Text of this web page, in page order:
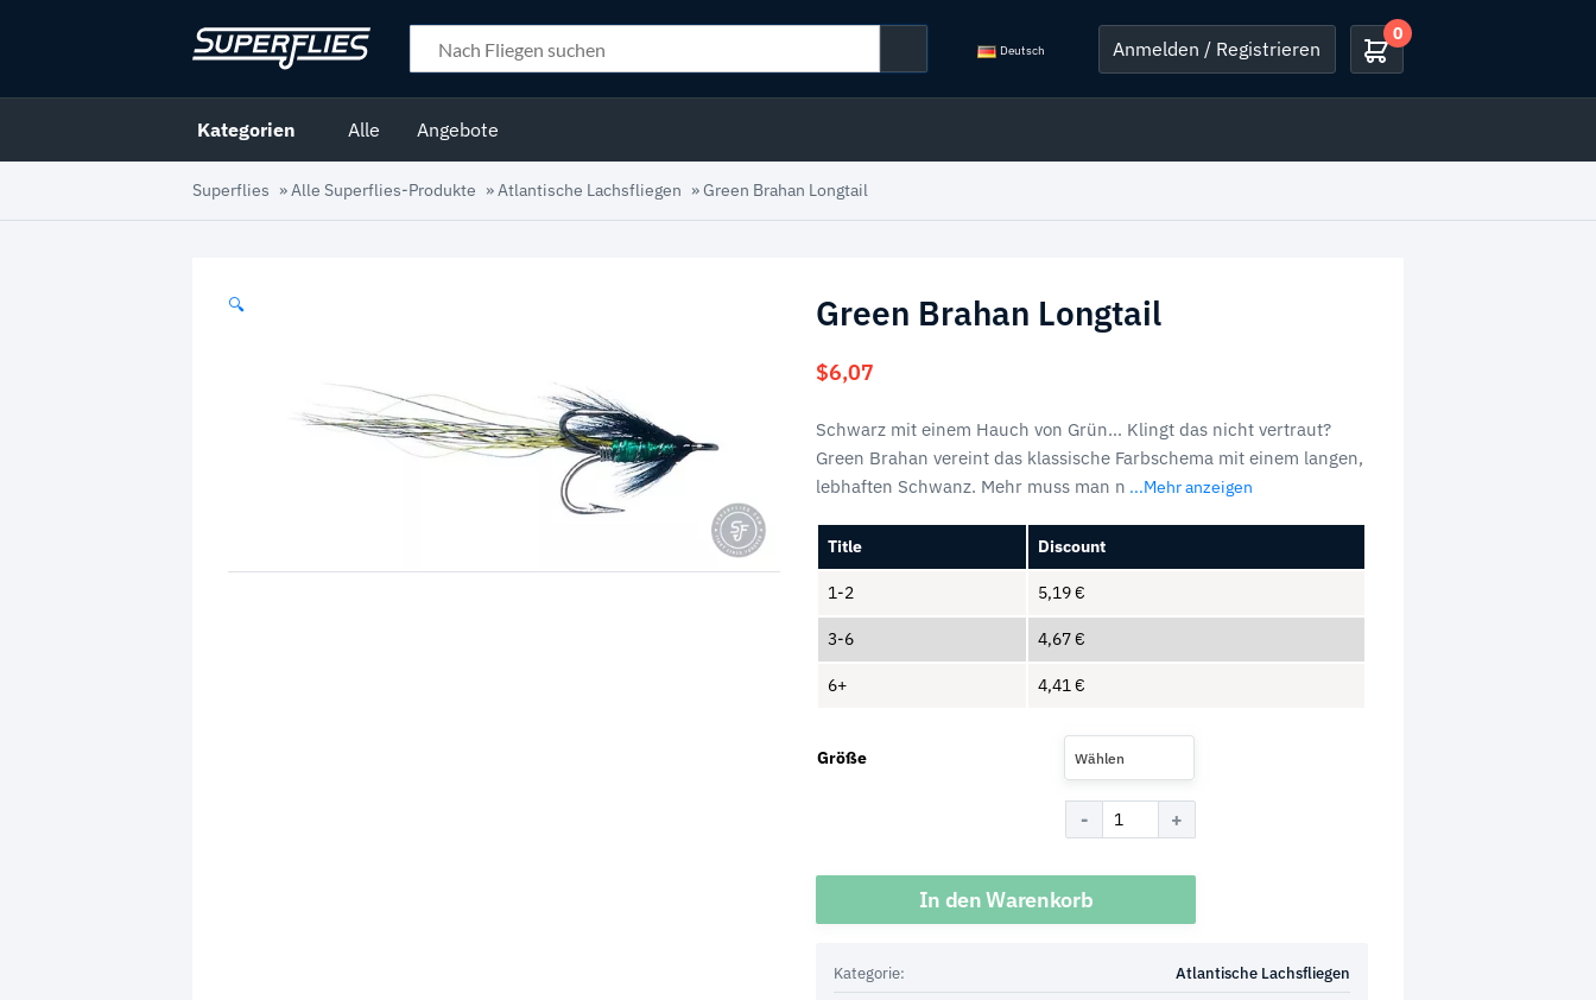
Deutsch Anmelden / Registrieren
0
Kategorien Alle Angebote
Superflies »Alle Superflies-Produkte »Atlantische Lachsfliegen » Green Brahan Longtail
🔍 Green Brahan Longtail
$6,07
Schwarz mit einem Hauch von Grün… Klingt das nicht vertraut?
Green Brahan vereint das klassische Farbschema mit einem langen,
lebhaften Schwanz. Mehr muss man n ...Mehr anzeigen
Title Discount
1-2 5,19€
3-6 4,67€
6+ 4,41€
Größe Wählen
In den Warenkorb
Kategorie:
Atlantische Lachsfliegen